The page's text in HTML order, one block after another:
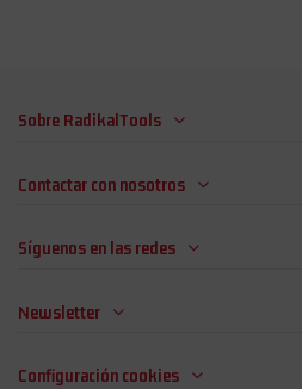
Sobre RadikalTools
Contactar con nosotros
Síguenos en las redes
Newsletter
Configuración cookies